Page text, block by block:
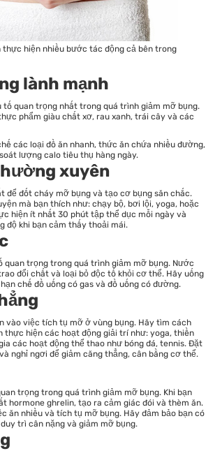
thực hiện nhiều bước tác động cả bên trong
lành mạnh
tố quan trọng nhất trong quá trình giảm mỡ bụng.
phẩm giàu chất xơ, rau xanh, trái cây và các
các loại đồ ăn nhanh, thức ăn chứa nhiều đường,
lượng calo tiêu thụ hàng ngày.
xuyên
để đốt cháy mỡ bụng và tạo cơ bụng săn chắc.
mà bạn thích như: chạy bộ, bơi lội, yoga, hoặc
hiện ít nhất 30 phút tập thể dục mỗi ngày và
độ khi bạn cảm thấy thoải mái.
quan trọng trong quá trình giảm mỡ bụng. Nước
đổi chất và loại bỏ độc tố khỏi cơ thể. Hãy uống
chế đồ uống có gas và đồ uống có đường.
vào việc tích tụ mỡ ở vùng bụng. Hãy tìm cách
thực hiện các hoạt động giải trí như: yoga, thiền
các hoạt động thể thao như bóng đá, tennis. Đặt
nghỉ ngơi để giảm căng thẳng, cân bằng cơ thể.
trọng trong quá trình giảm mỡ bụng. Khi bạn
hormone ghrelin, tạo ra cảm giác đói và thèm ăn.
ăn nhiều và tích tụ mỡ bụng. Hãy đảm bảo bạn có
trì cân nặng và giảm mỡ bụng.